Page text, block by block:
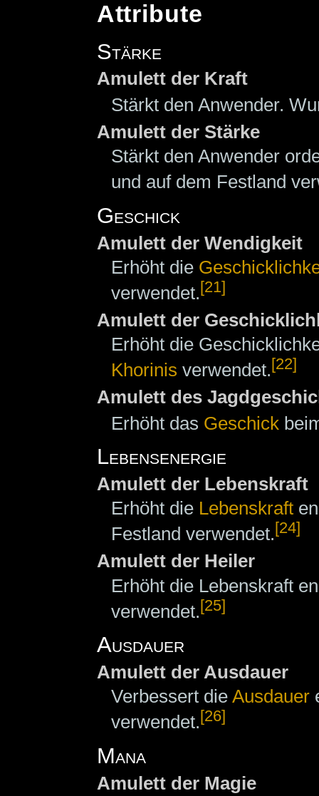
Attribute
Stärke
Amulett der Kraft
Stärkt den Anwender.
Amulett der Stärke
Stärkt den Anwender
und auf dem Festland
Geschick
Amulett der Wendigkeit
Erhöht die
verwendet.[21]
Amulett der
Erhöht die
Khorinis verwendet.[22]
Amulett des
Erhöht das Geschick
Lebensenergie
Amulett der Lebenskraft
Erhöht die Lebenskraft
Festland verwendet.[24]
Amulett der Heiler
Erhöht die Lebenskraft
verwendet.[25]
Ausdauer
Amulett der Ausdauer
Verbessert die Ausdauer
verwendet.[26]
Mana
Amulett der Magie